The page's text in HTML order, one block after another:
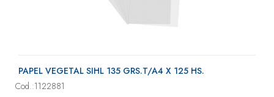
PAPEL VEGETAL SIHL 135 GRS.T/A4 X 125 HS.
Cod.:1122881